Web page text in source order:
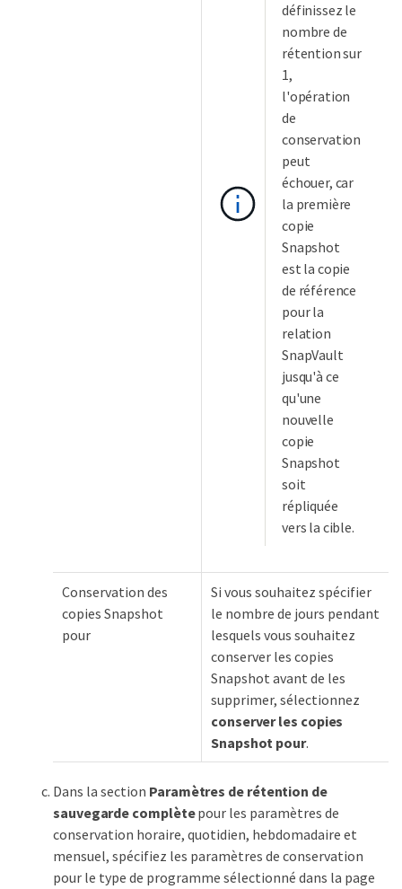
définissez le
nombre de
rétention sur
1,
l'opération
de
conservation
peut
échouer, car
la première
copie
Snapshot
est la copie
de référence
pour la
relation
SnapVault
jusqu'à ce
qu'une
nouvelle
copie
Snapshot
soit
répliquée
vers la cible.
Conservation des
copies Snapshot
pour
Si vous souhaitez spécifier
le nombre de jours pendant
lesquels vous souhaitez
conserver les copies
Snapshot avant de les
supprimer, sélectionnez
conserver les copies
Snapshot pour.
Dans la section Paramètres de rétention de
sauvegarde complètepour les paramètres de
conservation horaire, quotidien, hebdomadaire et
mensuel, spécifiez les paramètres de conservation
pour le type de programme sélectionné dans la page